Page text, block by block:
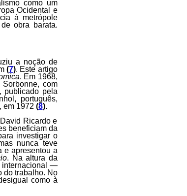
como um
Ocidental e
à metrópole
obra barata.
a noção de
(7). Este artigo
. Em 1968,
com
publicado pela
português,
em 1972 (8).
Ricardo e
beneficiam da
investigar o
nunca teve
e apresentou a
. Na altura da
internacional —
do trabalho. No
como à